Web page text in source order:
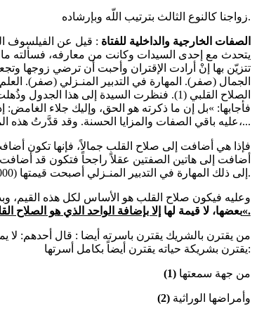
زواجنا كالنوع الثالث بترتيب اللّه وبإرشاده.
الصفات الخارجية والداخلية للفتاة : قيل عن الفيلسوف
يتحدث مع إحدى السيدات وكانت من معارفه، فسألته ما
تتزيّن بها إنْ أرادت الإقتران وأحبت أن ترضي زوجها
الجمال (صفر). المهارة في التدبير المنـزلي (صفر).
الصلاح القلبي (1). فنظرت السيدة إلى هذا
فأجابها: »بل إن ما ذكرته هو الحق، وإليك جلاء
عليه باقي الصفات والمزايا الحسنة. وقد قدَّرتُ هذه الميزة الأساسية برقم (1)،...
إلى ذلك المهارة في التدبير المنـزلي أصبحت قيمتها (1000).
وعليه فيكون صلاح القلب هو الأساس لكل هذه القيم،
بعضها، لا قيمة لهاإلا بإضافة الواحد الذي هو الصلاح القلبي أساس كل الصفات والطيبة والفضائل«.
يقترن بشريكة حياته يقترن أيضاً بكامل أسرتها:
(1) من جهة سمعتها
(2) وأمراضها الوراثية